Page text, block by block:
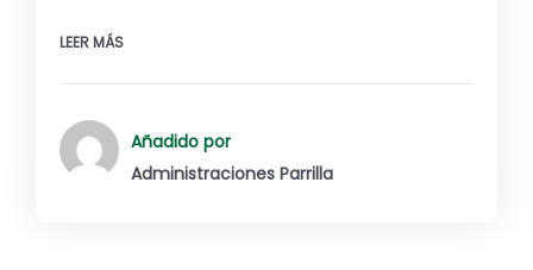
LEER MÁS
Añadido por
Administraciones Parrilla